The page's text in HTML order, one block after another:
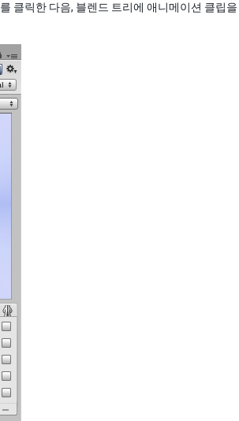
를 클릭한 다음, 블렌드 트리에 애니메이션 클립